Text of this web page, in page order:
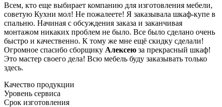
Всем, кто еще выбирает компанию для изготовления мебели,
советую Кухни мол! Не пожалеете! Я заказывала шкаф-купе в
спальню. Начиная с обсуждения заказа и заканчивая
монтажом никаких проблем не было. Все было сделано очень
быстро и качественно. К тому же мне ещё скидку сделали!
Огромное спасибо сборщику Алексею за прекрасный шкаф!
Это мастер своего дела! Всю мебель буду заказывать только
здесь.
Качество продукции
Уровень сервиса
Срок изготовления